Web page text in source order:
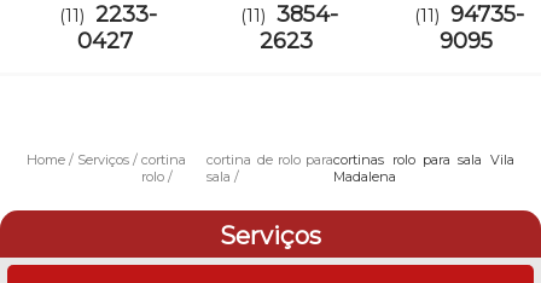
(11) 2233-
0427
(11) 3854-
2623
(11) 94735-
9095
Home Serviços
cortina
rolo
cortina de rolo para
sala
cortinas rolo para sala Vila
Madalena
Serviços